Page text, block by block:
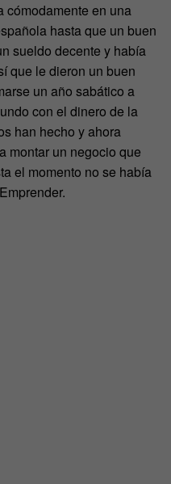
cómodamente en una
hasta que un buen
sueldo decente y había
que le dieron un buen
un año sabático a
con el dinero de la
han hecho y ahora
montar un negocio que
el momento no se había